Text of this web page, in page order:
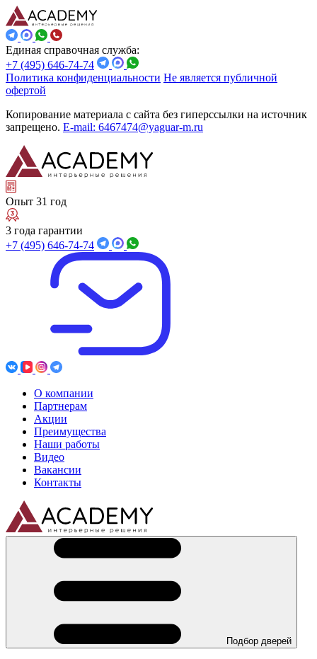
Единая справочная служба:
+7 (495) 646-74-74
Политика конфиденциальности Не является публичной
офертой
Копирование материала с сайта без гиперссылки на источник
запрещено. E-mail: 6467474@yaguar-m.ru
Опыт 31 год
3 года гарантии
+7 (495) 646-74-74
О компании
Партнерам
Акции
Преимущества
Наши работы
Видео
Вакансии
Контакты
Подбор дверей